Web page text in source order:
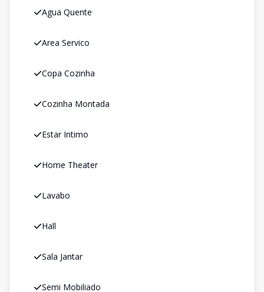
Agua Quente
Area Servico
Copa Cozinha
Cozinha Montada
Estar Intimo
Home Theater
Lavabo
Hall
Sala Jantar
Semi Mobiliado